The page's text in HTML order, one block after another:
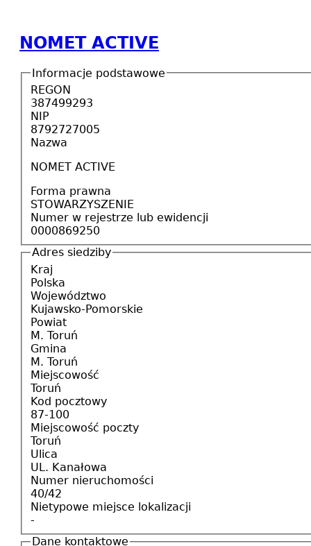
NOMET ACTIVE
Informacje podstawowe
REGON
387499293
NIP
8792727005
Nazwa
NOMET ACTIVE
Forma prawna
STOWARZYSZENIE
Numer w rejestrze lub ewidencji
0000869250
Adres siedziby
Kraj
Polska
Województwo
Kujawsko-Pomorskie
Powiat
M. Toruń
Gmina
M. Toruń
Miejscowość
Toruń
Kod pocztowy
87-100
Miejscowość poczty
Toruń
Ulica
UL. Kanałowa
Numer nieruchomości
40/42
Nietypowe miejsce lokalizacji
-
Dane kontaktowe